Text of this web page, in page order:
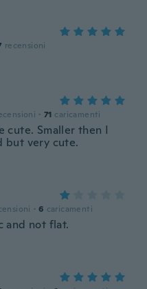
recensioni
· 71 caricamenti
cute. Smaller then I
but very cute.
· 6 caricamenti
and not flat.